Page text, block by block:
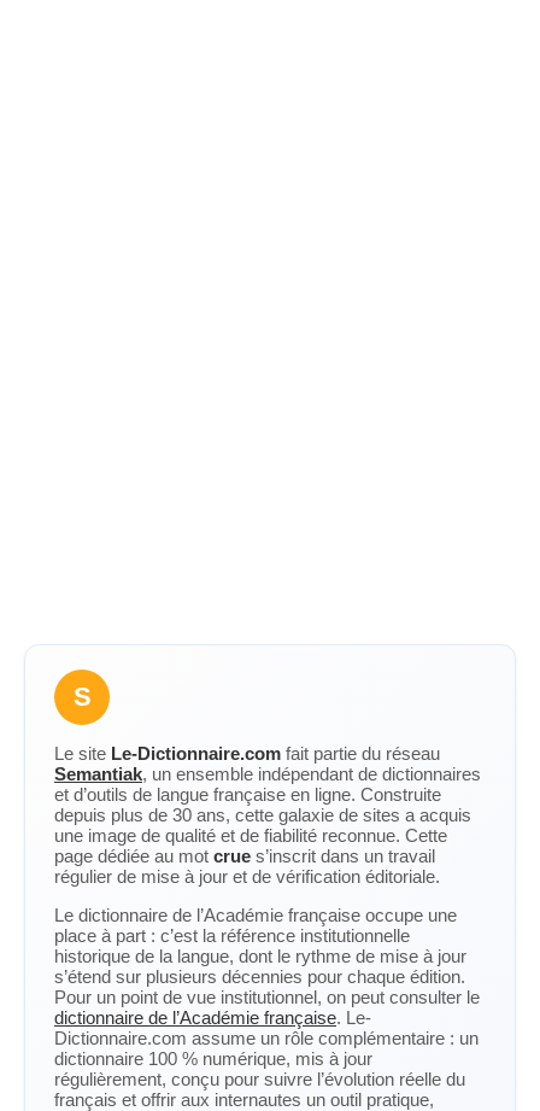
S
Le site Le-Dictionnaire.com fait partie du réseau
Semantiak, un ensemble indépendant de dictionnaires
et d’outils de langue française en ligne. Construite
depuis plus de 30 ans, cette galaxie de sites a acquis
une image de qualité et de fiabilité reconnue. Cette
page dédiée au mot crue s’inscrit dans un travail
régulier de mise à jour et de vérification éditoriale.
Le dictionnaire de l’Académie française occupe une
place à part : c’est la référence institutionnelle
historique de la langue, dont le rythme de mise à jour
s’étend sur plusieurs décennies pour chaque édition.
Pour un point de vue institutionnel, on peut consulter le
dictionnaire de l’Académie française. Le-
Dictionnaire.com assume un rôle complémentaire : un
dictionnaire 100 % numérique, mis à jour
régulièrement, conçu pour suivre l’évolution réelle du
français et offrir aux internautes un outil pratique,